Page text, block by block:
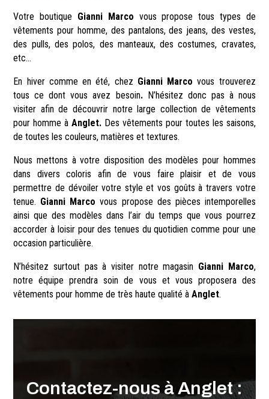
Votre boutique Gianni Marco vous propose tous types de
vêtements pour homme, des pantalons, des jeans, des vestes,
des pulls, des polos, des manteaux, des costumes, cravates,
etc…
En hiver comme en été, chez Gianni Marco vous trouverez
tous ce dont vous avez besoin. N’hésitez donc pas à nous
visiter afin de découvrir notre large collection de vêtements
pour homme àAnglet. Des vêtements pour toutes les saisons,
de toutes les couleurs, matières et textures.
Nous mettons à votre disposition des modèles pour hommes
dans divers coloris afin de vous faire plaisir et de vous
permettre de dévoiler votre style et vos goûts à travers votre
tenue. Gianni Marco vous propose des pièces intemporelles
ainsi que des modèles dans l’air du temps que vous pourrez
accorder à loisir pour des tenues du quotidien comme pour une
occasion particulière.
N’hésitez surtout pas à visiter notre magasin Gianni Marco,
notre équipe prendra soin de vous et vous proposera des
vêtements pour homme de très haute qualité àAnglet.
Contactez-nous à Anglet :